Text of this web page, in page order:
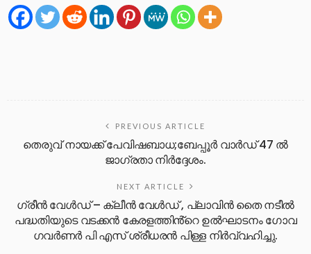
PREVIOUS ARTICLE
തെരുവ് നായക്ക് പേവിഷബാധ;ബേപ്പൂർ വാർഡ് 47 ൽ
ജാഗ്രതാ നിർദ്ദേശം.
NEXT ARTICLE
ഗ്രീൻ വേൾഡ് – ക്ലീൻ വേൾഡ് , പ്ലാവിൻ തൈ നടീൽ
പദ്ധതിയുടെ വടക്കൻ കേരളത്തിൻ്റെ ഉൽഘാടനം ഗോവ
ഗവർണർ പി എസ് ശ്രീധരൻ പിള്ള നിർവ്വഹിച്ചു.